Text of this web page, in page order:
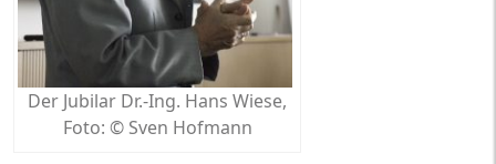
Der Jubilar Dr.-Ing. Hans Wiese,
Foto: © Sven Hofmann